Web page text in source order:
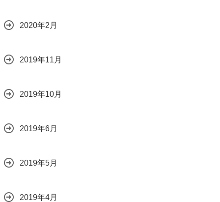
2020年2月
2019年11月
2019年10月
2019年6月
2019年5月
2019年4月